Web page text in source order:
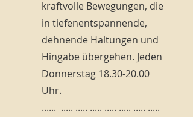
kraftvolle Bewegungen, die
in tiefenentspannende,
dehnende Haltungen und
Hingabe übergehen. Jeden
Donnerstag 18.30-20.00
Uhr.
...... ..... ..... ..... ..... ..... ..... .....